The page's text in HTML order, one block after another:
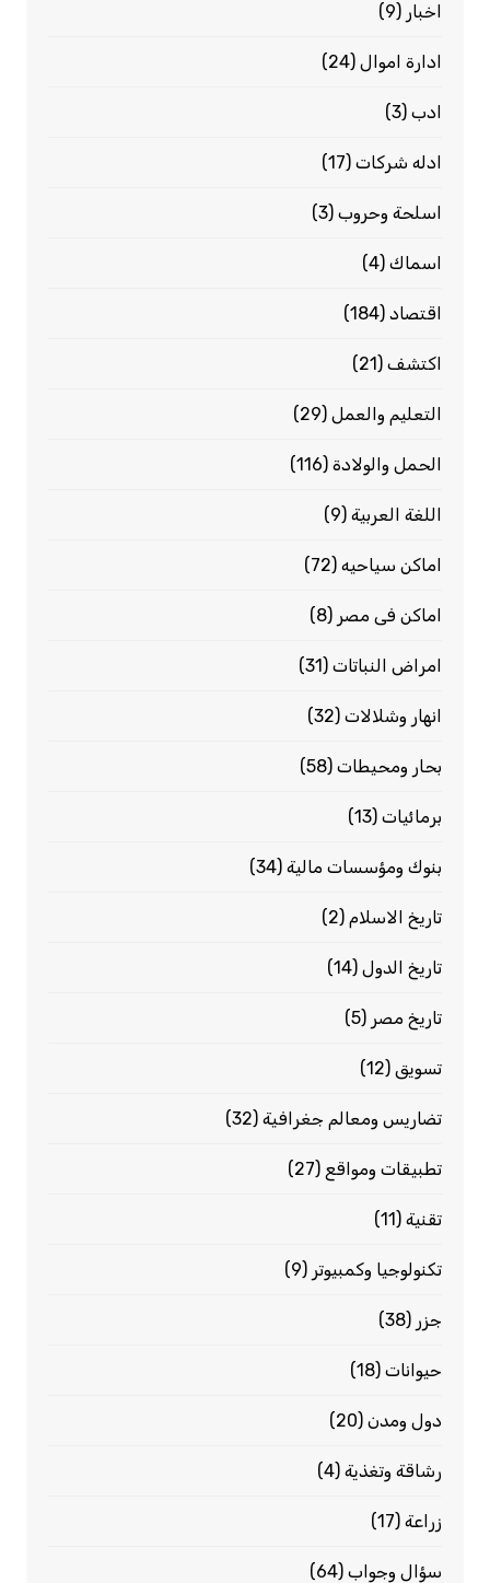
اخبار (9)
ادارة اموال(24)
ادب(3)
ادله شركات(17)
اسلحة وحروب(3)
اسماك(4)
اقتصاد(184)
اكتشف(21)
التعليم والعمل(29)
الحمل والولادة(116)
اللغة العربية(9)
اماكن سياحيه(72)
اماكن فى مصر (8)
امراض النباتات(31)
انهار وشلالات(32)
بحار ومحيطات(58)
برمائيات(13)
بنوك ومؤسسات مالية(34)
تاريخ الاسلام(2)
تاريخ الدول(14)
تاريخ مصر (5)
تسويق(12)
تضاريس ومعالم جغرافية(32)
تطبيقات ومواقع (27)
تقنية(11)
تكنولوجيا وكمبيوتر (9)
جزر (38)
حيوانات(18)
دول ومدن(20)
رشاقة وتغذية(4)
زراعة(17)
سؤال وجواب(64)